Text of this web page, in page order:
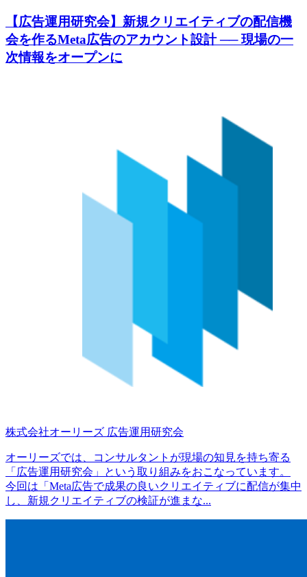
【広告運用研究会】新規クリエイティブの配信機
会を作るMeta広告のアカウント設計 ── 現場の一
次情報をオープンに
株式会社オーリーズ 広告運用研究会
オーリーズでは、コンサルタントが現場の知見を持ち寄る
「広告運用研究会」という取り組みをおこなっています。
今回は「Meta広告で成果の良いクリエイティブに配信が集中
し、新規クリエイティブの検証が進まな...